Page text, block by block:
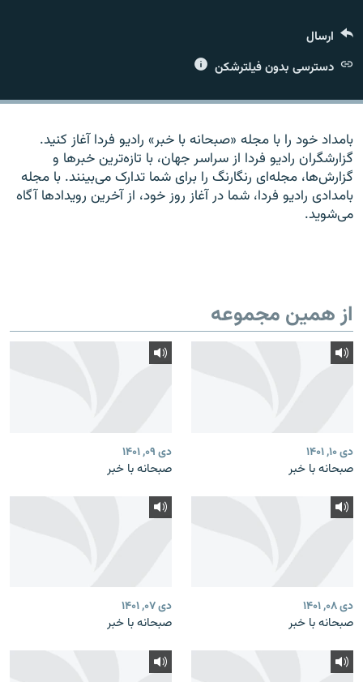
زبان‌های دیگر
ارسال
دسترسی بدون فیلترشکن
بامداد خود را با مجله «صبحانه با خبر» راديو فردا آغاز کنيد.
گزارشگران راديو فردا از سراسر جهان، با تازه‌ترين خبرها و
گزارش‌ها، مجله‌ای رنگارنگ را برای شما تدارک می‌بينند. با مجله
بامدادی راديو فردا، شما در آغاز روز خود، از آخرين رويدادها آگاه
می‌شويد.
از همین مجموعه
دی ۱۰, ۱۴۰۱
صبحانه با خبر
دی ۰۹, ۱۴۰۱
صبحانه با خبر
دی ۰۸, ۱۴۰۱
صبحانه با خبر
دی ۰۷, ۱۴۰۱
صبحانه با خبر